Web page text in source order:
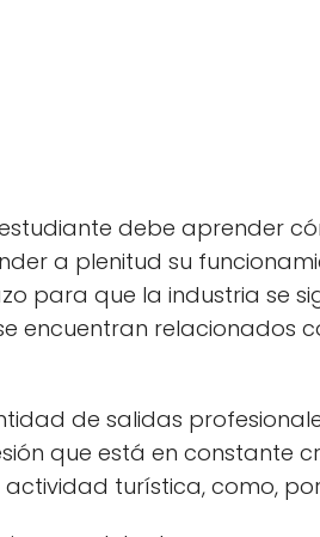
debe aprender
a plenitud su
para que la industria se
encuentran relacionados
de salidas
que está en constante
turística, como,